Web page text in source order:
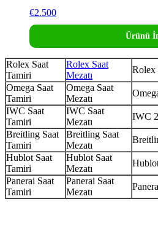
€2.500
Ürünü
Rolex Saat
Tamiri
Rolex Saat
Mezatı
Rolex
Omega Saat
Tamiri
Omega Saat
Mezatı
IWC Saat
Tamiri
IWC Saat
Mezatı
IWC
Breitling Saat
Tamiri
Breitling Saat
Mezatı
Hublot Saat
Tamiri
Hublot Saat
Mezatı
Panerai Saat
Tamiri
Panerai Saat
Mezatı